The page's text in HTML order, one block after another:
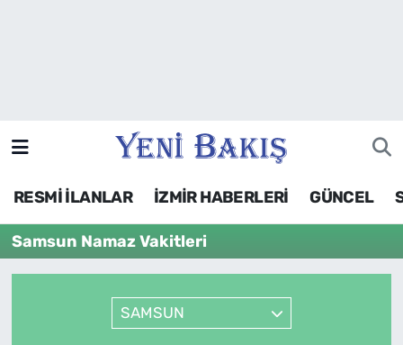
RESMİ İLANLAR İZMİR HABERLERİ GÜNCEL
Samsun Namaz Vakitleri
SAMSUN
Siyaset
Asayiş / Polis-Adliye